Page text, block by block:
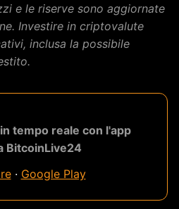
e le riserve sono aggiornate
Investire in criptovalute
inclusa la possibile
tempo reale con l'app
BitcoinLive24
· Google Play